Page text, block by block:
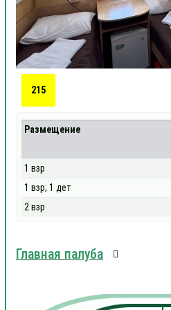
215
Размещение
1 взр
1 взр; 1 дет
2 взр
Главная палуба